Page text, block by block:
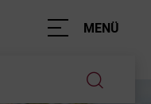
Hauptnavigation
MENÜ